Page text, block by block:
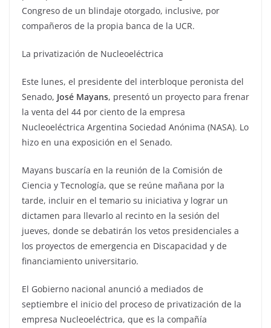
Congreso de un blindaje otorgado, inclusive, por
compañeros de la propia banca de la UCR.
La privatización de Nucleoeléctrica
Este lunes, el presidente del interbloque peronista del
Senado, José Mayans, presentó un proyecto para frenar
la venta del 44 por ciento de la empresa
Nucleoeléctrica Argentina Sociedad Anónima (NASA). Lo
hizo en una exposición en el Senado.
Mayans buscaría en la reunión de la Comisión de
Ciencia y Tecnología, que se reúne mañana por la
tarde, incluir en el temario su iniciativa y lograr un
dictamen para llevarlo al recinto en la sesión del
jueves, donde se debatirán los vetos presidenciales a
los proyectos de emergencia en Discapacidad y de
financiamiento universitario.
El Gobierno nacional anunció a mediados de
septiembre el inicio del proceso de privatización de la
empresa Nucleoeléctrica, que es la compañía